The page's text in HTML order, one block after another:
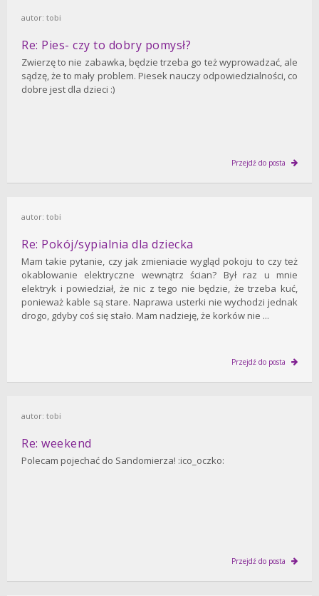
autor: tobi
Re: Pies- czy to dobry pomysł?
Zwierzę to nie zabawka, będzie trzeba go też wyprowadzać, ale
sądzę, że to mały problem. Piesek nauczy odpowiedzialności, co
dobre jest dla dzieci :)
Przejdź do posta
autor: tobi
Re: Pokój/sypialnia dla dziecka
Mam takie pytanie, czy jak zmieniacie wygląd pokoju to czy też
okablowanie elektryczne wewnątrz ścian? Był raz u mnie
elektryk i powiedział, że nic z tego nie będzie, że trzeba kuć,
ponieważ kable są stare. Naprawa usterki nie wychodzi jednak
drogo, gdyby coś się stało. Mam nadzieję, że korków nie ...
Przejdź do posta
autor: tobi
Re: weekend
Polecam pojechać do Sandomierza! :ico_oczko:
Przejdź do posta